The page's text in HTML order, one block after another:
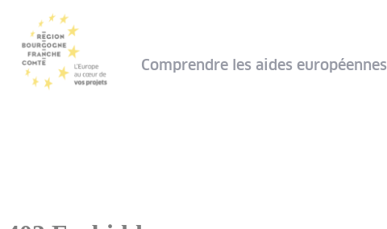
Comprendre les aides européennes